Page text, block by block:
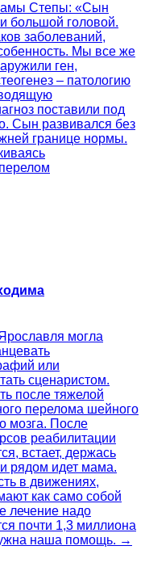
Степы: «Сын
большой головой.
заболеваний,
Мы все же
ген,
– патологию
поставили под
Сын развивался без
границе нормы.
могла
или
сценаристом.
после тяжелой
перелома шейного
мозга. После
реабилитации
встает, держась
рядом идет мама.
в движениях,
как само собой
лечение надо
почти 1,3 миллиона
наша помощь. →